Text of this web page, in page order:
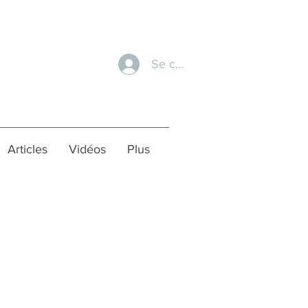
Se connecter
Articles Vidéos Plus